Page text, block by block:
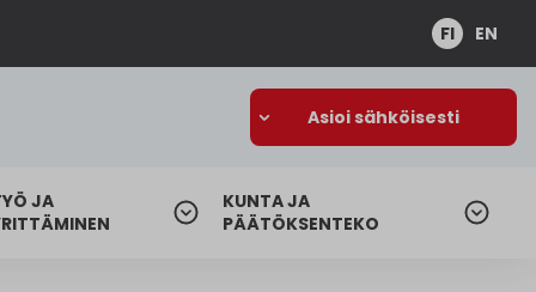
FI EN
Asioi sähköisesti
JA
KUNTA JA
PÄÄTÖKSENTEKO